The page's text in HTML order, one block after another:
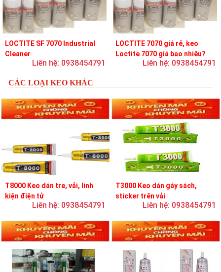
LOCTITE SF 7070 Industrial
Cleaner
Liên hệ: 0938454791
LOCTITE 7070 giá rẻ, keo
Loctite 7070 giá bao nhiêu?
Liên hệ: 0938454791
CÁC LOẠI KEO KHÁC
T8000 Keo dán tre, vải, linh
kiện điện tử
Liên hệ: 0938454791
T3000 Keo dán gáy sách,
sticker trên vải
Liên hệ: 0938454791